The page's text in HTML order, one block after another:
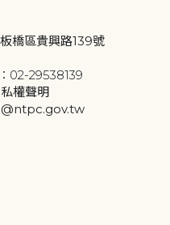
橋區貴興路139號
02-29538139
權聲明